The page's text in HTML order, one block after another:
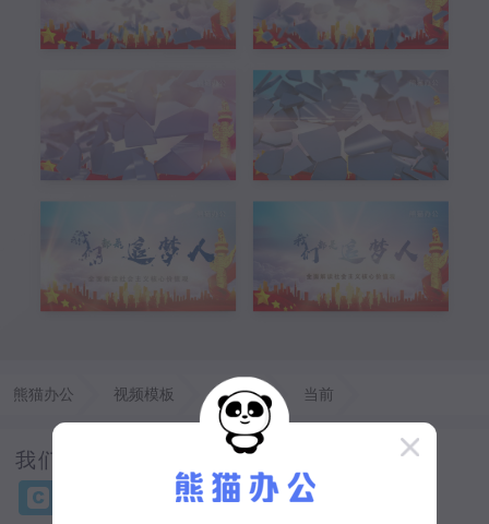
熊猫办公 视频模板 AE模板 当前
我们都是追梦党政片头AE模板